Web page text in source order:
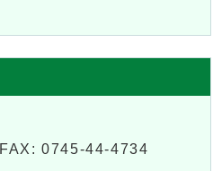
FAX: 0745-44-4734